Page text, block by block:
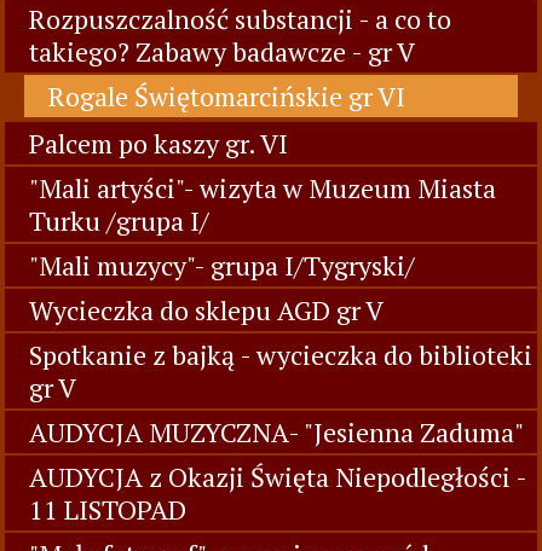
Rozpuszczalność substancji - a co to
takiego? Zabawy badawcze - gr V
Rogale Świętomarcińskie gr VI
Palcem po kaszy gr. VI
"Mali artyści"- wizyta w Muzeum Miasta
Turku /grupa I/
"Mali muzycy"- grupa I/Tygryski/
Wycieczka do sklepu AGD gr V
Spotkanie z bajką - wycieczka do biblioteki
gr V
AUDYCJA MUZYCZNA- "Jesienna Zaduma"
AUDYCJA z Okazji Święta Niepodległości -
11 LISTOPAD